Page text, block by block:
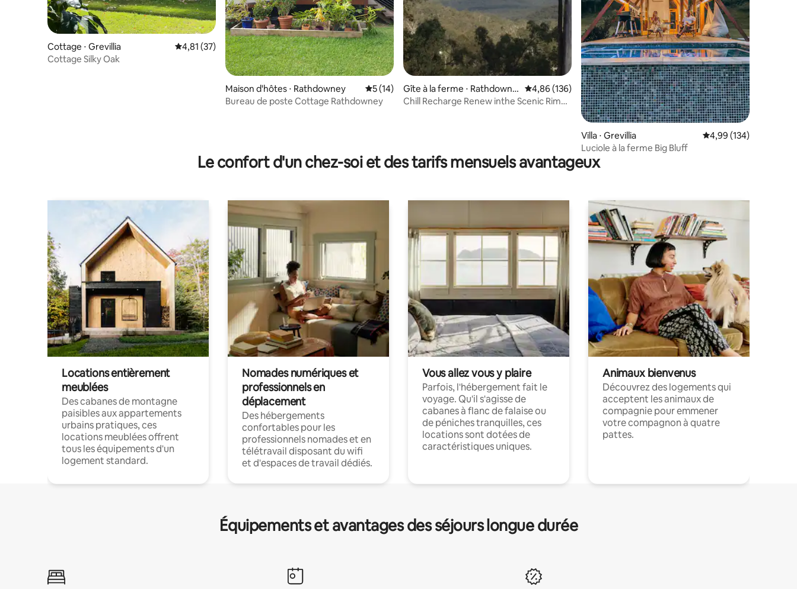
Cottage ⋅ Grevillia Évaluation moyenne sur la base de 37 commentaires : 4,81 sur 5
4,81 (37)
Cottage Silky Oak
Maison d'hôtes ⋅ Rathdowney Évaluation moyenne sur la base de 14 commentaires : 5 sur 5
5 (14)
Bureau de poste Cottage Rathdowney
Gîte à la ferme ⋅ Rathdowne
y
Évaluation moyenne sur la base de 136 commentaires : 4,86 sur 5
4,86 (136)
Chill Recharge Renew inthe Scenic Rim
Villa ⋅ Grevillia Évaluation moyenne
4,99 (134)
Luciole à la ferme Big Bluff
Le confort d'un chez-soi et des tarifs mensuels avantageux
Locations entièrement
meublées
Des cabanes de montagne
paisibles aux appartements
urbains pratiques, ces
locations meublées offrent
tous les équipements d'un
logement standard.
Nomades numériques et
professionnels en
déplacement
Des hébergements
confortables pour les
professionnels nomades et en
télétravail disposant du wifi
et d'espaces de travail dédiés.
Vous allez vous y plaire
Parfois, l'hébergement fait le
voyage. Qu'il s'agisse de
cabanes à flanc de falaise ou
de péniches tranquilles, ces
locations sont dotées de
caractéristiques uniques.
Animaux bienvenus
Découvrez des logements qui
acceptent les animaux de
compagnie pour emmener
votre compagnon à quatre
pattes.
Équipements et avantages des séjours longue durée